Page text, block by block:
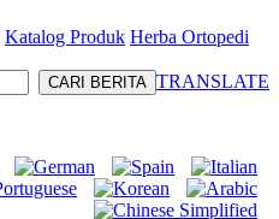
Katalog Produk Herba Ortopedi
TRANSLATE